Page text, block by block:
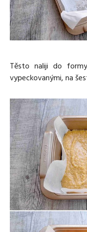
Těsto naliji do
vypeckovanými, na